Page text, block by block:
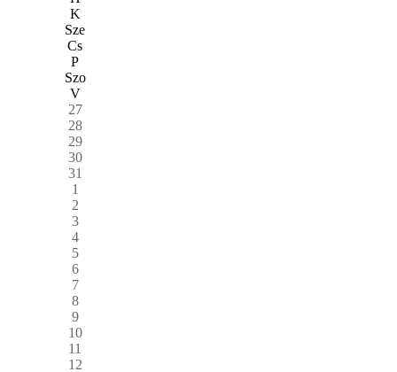
K
Sze
Cs
P
Szo
V
27
28
29
30
31
1
2
3
4
5
6
7
8
9
10
11
12